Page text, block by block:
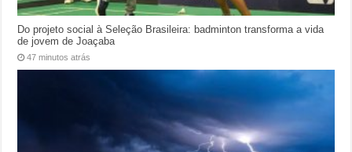
Do projeto social à Seleção Brasileira: badminton transforma a vida
de jovem de Joaçaba
47 minutos atrás